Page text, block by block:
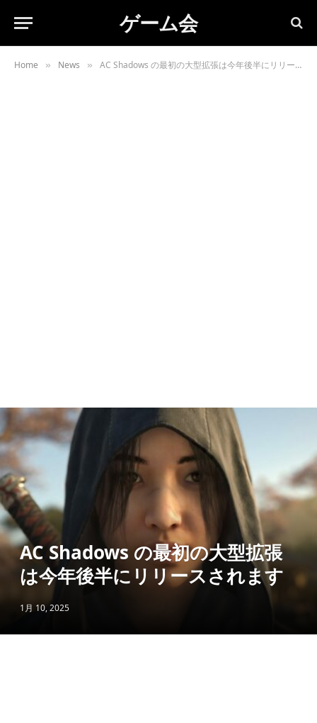
ゲーム会
Home » News » AC Shadows の最初の大型拡張は今年後半にリリースされます
AC Shadows の最初の大型拡張
は今年後半にリリースされます
1月 10, 2025